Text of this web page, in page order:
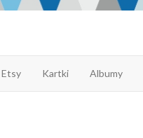
Etsy Kartki Albumy